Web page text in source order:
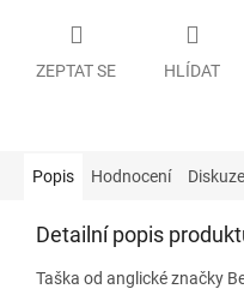
ZEPTAT SE HLÍDAT
Popis Hodnocení Diskuze
Detailní popis
Taška od anglické značky